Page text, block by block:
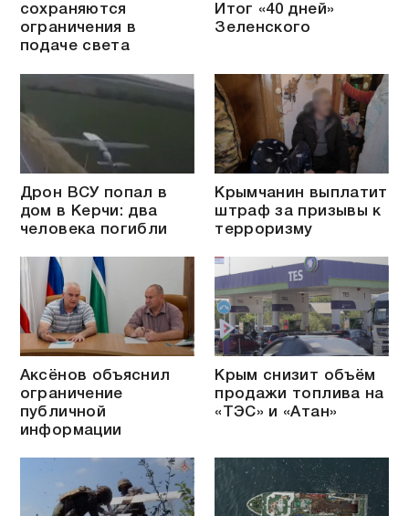
сохраняются
ограничения в
подаче света
Итог «40 дней»
Зеленского
Дрон ВСУ попал в
дом в Керчи: два
человека погибли
Крымчанин выплатит
штраф за призывы к
терроризму
Аксёнов объяснил
ограничение
публичной
информации
Крым снизит объём
продажи топлива на
«ТЭС» и «Атан»